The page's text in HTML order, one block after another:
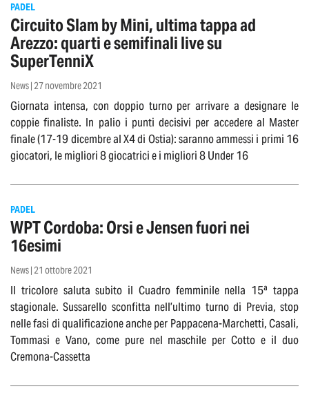
PADEL
Circuito Slam by Mini, ultima tappa ad
Arezzo: quarti e semifinali live su
SuperTenniX
News | 27 novembre 2021
Giornata intensa, con doppio turno per arrivare a designare le
coppie finaliste. In palio i punti decisivi per accedere al Master
finale (17-19 dicembre al X4 di Ostia): saranno ammessi i primi 16
giocatori, le migliori 8 giocatrici e i migliori 8 Under 16
PADEL
WPT Cordoba: Orsi e Jensen fuori nei
16esimi
News | 21 ottobre 2021
Il tricolore saluta subito il Cuadro femminile nella 15ª tappa
stagionale. Sussarello sconfitta nell’ultimo turno di Previa, stop
nelle fasi di qualificazione anche per Pappacena-Marchetti, Casali,
Tommasi e Vano, come pure nel maschile per Cotto e il duo
Cremona-Cassetta